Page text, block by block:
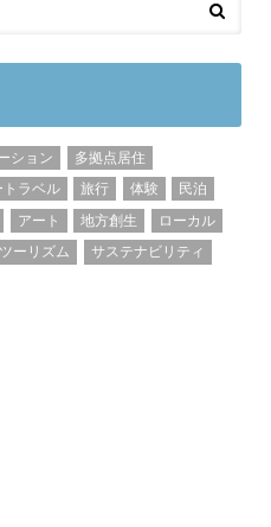
ション
多拠点居住
トラベル 旅行 体験
民泊
アート 地方創生
ローカル
ーリズム
サステナビリティ